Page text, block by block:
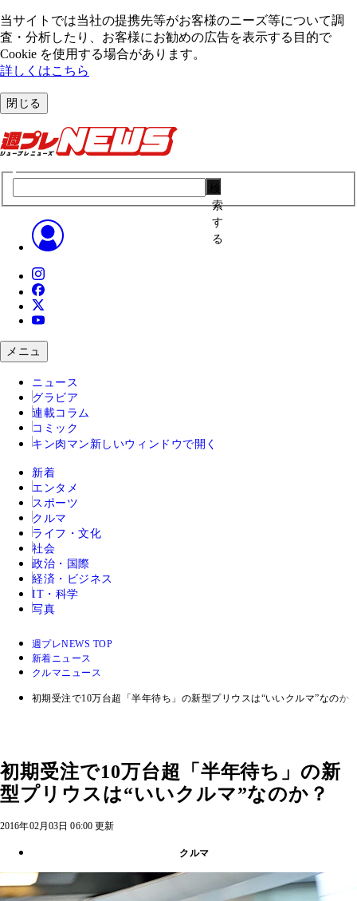
当サイトでは当社の提携先等がお客様のニーズ等について調
査・分析したり、お客様にお勧めの広告を表⽰する⽬的で
Cookie を使⽤する場合があります。
詳しくはこちら
閉じる
索
す
る
メニュ
ニュース
グラビア
連載コラム
コミック
キン肉マン 新しいウィンドウで開く
新着
エンタメ
スポーツ
クルマ
ライフ・文化
社会
政治・国際
経済・ビジネス
IT・科学
写真
週プレNEWS TOP
新着ニュース
クルマニュース
初期受注で10万台超「半年待ち」の新型プリウスは“いいクルマ”なのか
初期受注で10万台超「半年待ち」の新
型プリウスは“いいクルマ”なのか？
2016年02月03日 06:00 更新
クルマ